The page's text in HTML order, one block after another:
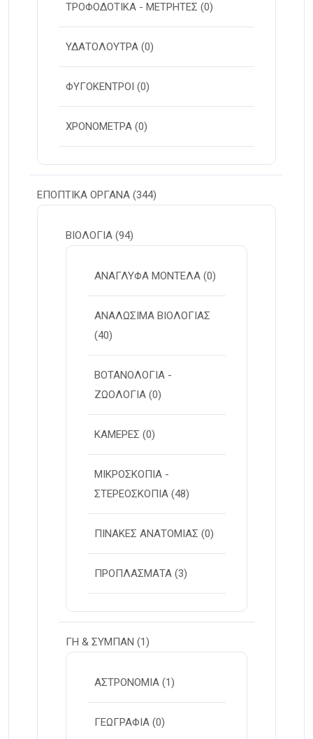
ΤΡΟΦΟΔΟΤΙΚΑ - ΜΕΤΡΗΤΕΣ (0)
ΥΔΑΤΟΛΟΥΤΡΑ (0)
ΦΥΓΟΚΕΝΤΡΟΙ (0)
ΧΡΟΝΟΜΕΤΡΑ (0)
ΕΠΟΠΤΙΚΑ ΟΡΓΑΝΑ (344)
ΒΙΟΛΟΓΙΑ (94)
ΑΝΑΓΛΥΦΑ ΜΟΝΤΕΛΑ (0)
ΑΝΑΛΩΣΙΜΑ ΒΙΟΛΟΓΙΑΣ
(40)
ΒΟΤΑΝΟΛΟΓΙΑ -
ΖΩΟΛΟΓΙΑ (0)
ΚΑΜΕΡΕΣ (0)
ΜΙΚΡΟΣΚΟΠΙΑ -
ΣΤΕΡΕOΣΚΟΠΙΑ (48)
ΠΙΝΑΚΕΣ ΑΝΑΤΟΜΙΑΣ (0)
ΠΡΟΠΛΑΣΜΑΤΑ (3)
ΓΗ & ΣΥΜΠΑΝ (1)
ΑΣΤΡΟΝΟΜΙΑ (1)
ΓΕΩΓΡΑΦΙΑ (0)